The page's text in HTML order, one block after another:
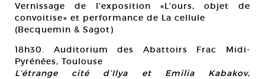
Vernissage de l’exposition «L’ours, objet de
convoitise» et performance de La cellule
(Becquemin & Sagot)
18h30. Auditorium des Abattoirs Frac Midi-
Pyrénées, Toulouse
L’étrange cité d’Ilya et Emilia Kabakov,